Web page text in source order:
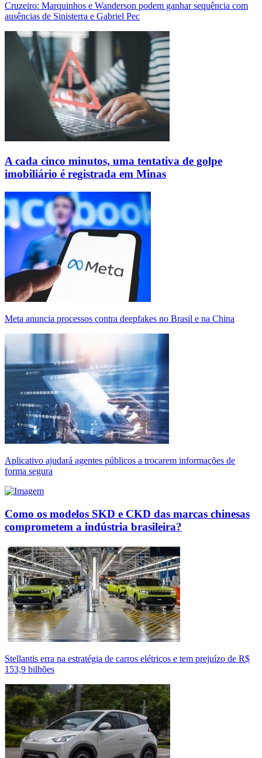
Cruzeiro: Marquinhos e Wanderson podem ganhar sequência com
ausências de Sinisterra e Gabriel Pec
A cada cinco minutos, uma tentativa de golpe
imobiliário é registrada em Minas
Meta anuncia processos contra deepfakes no Brasil e na China
Aplicativo ajudará agentes públicos a trocarem informações de
forma segura
Como os modelos SKD e CKD das marcas chinesas
comprometem a indústria brasileira?
Stellantis erra na estratégia de carros elétricos e tem prejuízo de R$
153,9 bilhões